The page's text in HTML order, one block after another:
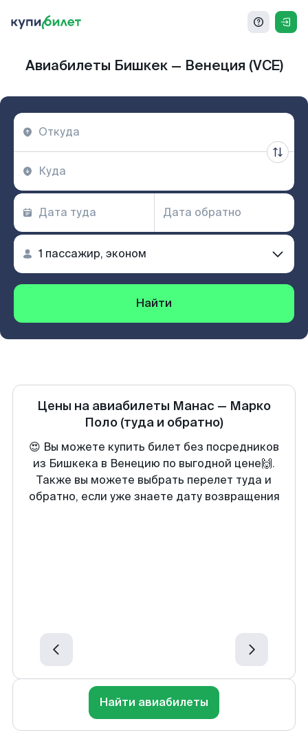
Авиабилеты Бишкек — Венеция (VCE)
Найти
Цены на авиабилеты Манас — Марко
Поло (туда и обратно)
😍 Вы можете купить билет без посредников
из Бишкека в Венецию по выгодной цене🙌.
Также вы можете выбрать перелет туда и
обратно, если уже знаете дату возвращения
Найти авиабилеты